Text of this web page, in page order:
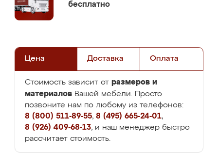
бесплатно
Цена Доставка Оплата
Стоимость зависит от размеров и
материалов Вашей мебели. Просто
позвоните нам по любому из телефонов:
8 (800) 511-89-55, 8 (495) 665-24-01,
8 (926) 409-68-13, и наш менеджер быстро
рассчитает стоимость.